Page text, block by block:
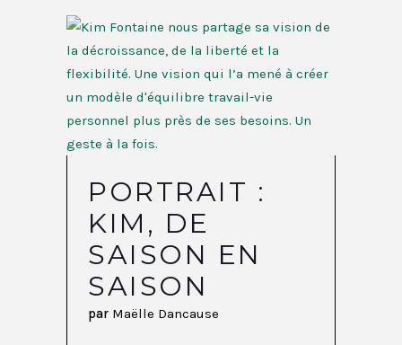
PORTRAIT :
KIM, DE
SAISON EN
SAISON
par Maëlle Dancause